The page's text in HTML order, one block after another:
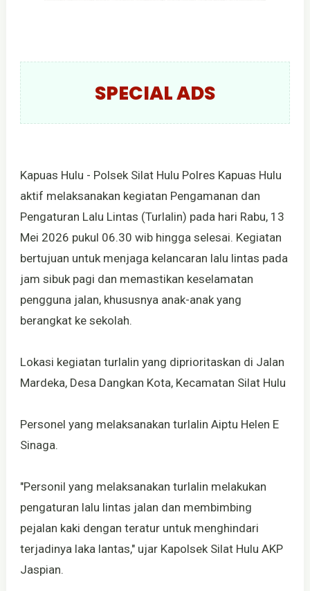
SPECIAL ADS
Kapuas Hulu - Polsek Silat Hulu Polres Kapuas Hulu
aktif melaksanakan kegiatan Pengamanan dan
Pengaturan Lalu Lintas (Turlalin) pada hari Rabu, 13
Mei 2026 pukul 06.30 wib hingga selesai. Kegiatan
bertujuan untuk menjaga kelancaran lalu lintas pada
jam sibuk pagi dan memastikan keselamatan
pengguna jalan, khususnya anak-anak yang
berangkat ke sekolah.
Lokasi kegiatan turlalin yang diprioritaskan di Jalan
Mardeka, Desa Dangkan Kota, Kecamatan Silat Hulu
Personel yang melaksanakan turlalin Aiptu Helen E
Sinaga.
"Personil yang melaksanakan turlalin melakukan
pengaturan lalu lintas jalan dan membimbing
pejalan kaki dengan teratur untuk menghindari
terjadinya laka lantas," ujar Kapolsek Silat Hulu AKP
Jaspian.